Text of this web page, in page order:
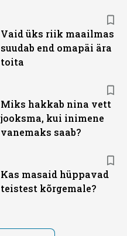
Vaid üks riik maailmas
suudab end omapäi ära
toita
Miks hakkab nina vett
jooksma, kui inimene
vanemaks saab?
Kas masaid hüppavad
teistest kõrgemale?